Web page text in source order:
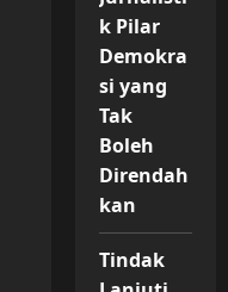
k Pilar
Demokra
si yang
Tak
Boleh
Direndah
kan
Tindak